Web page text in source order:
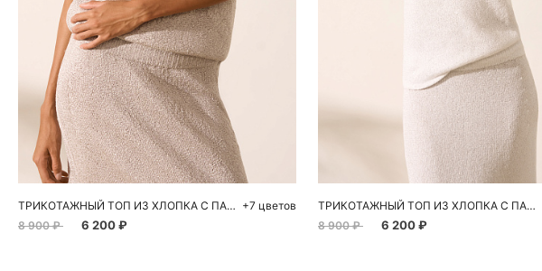
Добавить в корзину
XS S M L
ТРИКОТАЖНЫЙ ТОП ИЗ ХЛОПКА С ПАЙЕТКАМИ
8 900 ₽
6 200 ₽
+7 цветов
Добавить в корзину
S M
ТРИКОТАЖНЫЙ ТОП ИЗ ХЛОПКА С ПАЙЕТКАМИ
8 900 ₽
6 200 ₽